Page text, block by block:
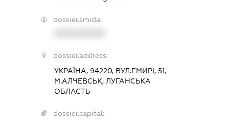
dossier.smida:
dossier.address:
УКРАЇНА, 94220, ВУЛ.ГМИРІ, 51,
М.АЛЧЕВСЬК, ЛУГАНСЬКА
ОБЛАСТЬ
dossier.capital: